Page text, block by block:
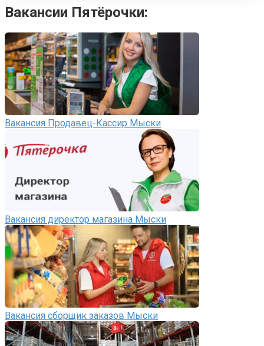
Вакансии Пятёрочки:
Вакансия Продавец-Кассир Мыски
Вакансия директор магазина Мыски
Вакансия сборщик заказов Мыски